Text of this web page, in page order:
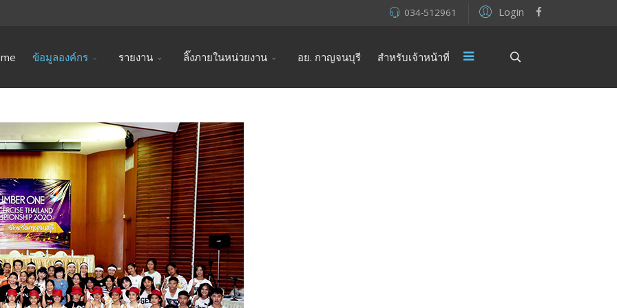
Login
034-512961
ข้อมูลองค์กร รายงาน ลิ๊งภายในหน่วยงาน อย. กาญจนบุรี สำหรับเจ้าหน้าที่